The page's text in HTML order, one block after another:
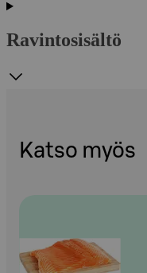
Ravintosisältö
Katso myös